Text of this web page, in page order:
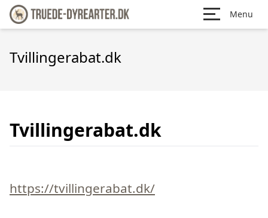
Menu
Tvillingerabat.dk
Tvillingerabat.dk
https://tvillingerabat.dk/